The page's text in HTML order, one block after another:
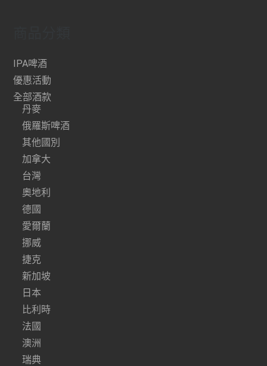
IPA啤酒
優惠活動
全部酒款
丹麥
俄羅斯啤酒
其他國別
加拿大
台灣
奧地利
德國
愛爾蘭
挪威
捷克
新加坡
日本
比利時
法國
澳洲
瑞典